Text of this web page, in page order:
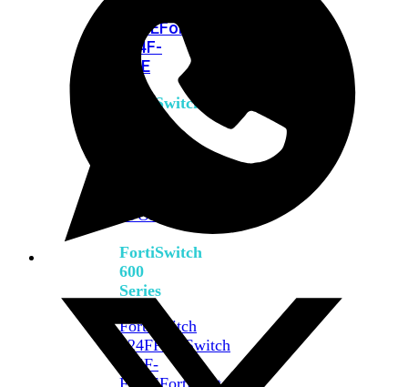
FPOEFortiSwitchRugged
424F-
POE
FortiSwitch
FPOE
FortiSwitch
600
Series
FortiSwitch
624FFortiSwitch
624F-
FPOEFortiSwitch